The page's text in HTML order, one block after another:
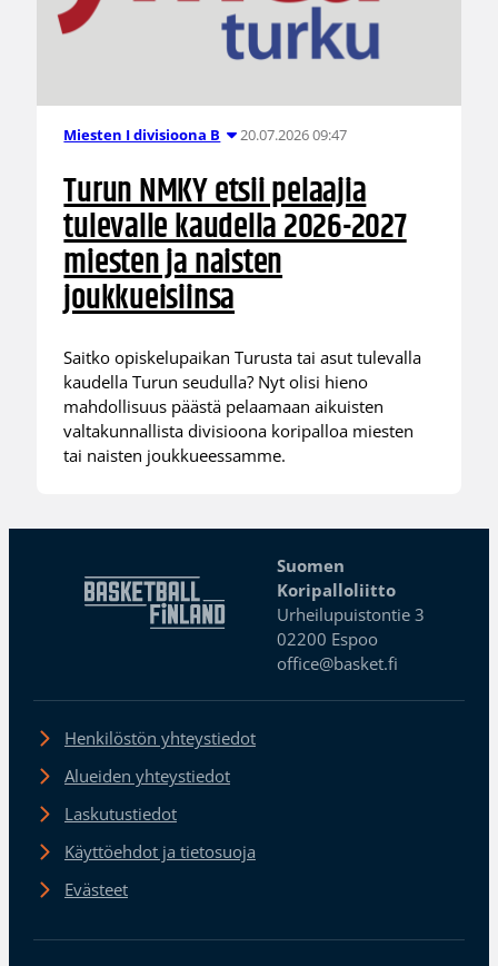
Miesten I divisioona B 20.07.2026 09:47
Turun NMKY etsii pelaajia
tulevalle kaudella 2026-2027
miesten ja naisten
joukkueisiinsa
Saitko opiskelupaikan Turusta tai asut tulevalla
kaudella Turun seudulla? Nyt olisi hieno
mahdollisuus päästä pelaamaan aikuisten
valtakunnallista divisioona koripalloa miesten
tai naisten joukkueessamme.
Suomen
Koripalloliitto
Urheilupuistontie 3
02200 Espoo
office@basket.fi
Henkilöstön yhteystiedot
Alueiden yhteystiedot
Laskutustiedot
Käyttöehdot ja tietosuoja
Evästeet